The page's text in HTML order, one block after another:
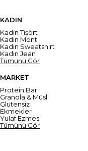
KADIN
Kadın Tişört
Kadın Mont
Kadın Sweatshirt
Kadın Jean
Tümünü Gör
MARKET
Protein Bar
Granola & Müsli
Glutensiz
Ekmekler
Yulaf Ezmesi
Tümünü Gör